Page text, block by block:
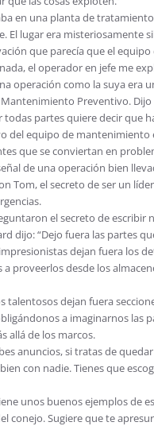
en una planta de
El lugar era misteriosamente
que parecía que el
el operador en jefe me
operación como la suya era
Preventivo. Dijo
partes quiere decir que
del equipo de mantenimiento
que se conviertan en
de una operación bien
Tom, el secreto de ser un
el secreto de escribir
dijo: “Dejo fuera las partes
dejan fuera los
proveerlos desde los
talentosos dejan fuera
a imaginarnos las
allá de los marcos.
anuncios, si tratas de
con nadie. Tienes que
unos buenos ejemplos de
conejo. Sugiere que te